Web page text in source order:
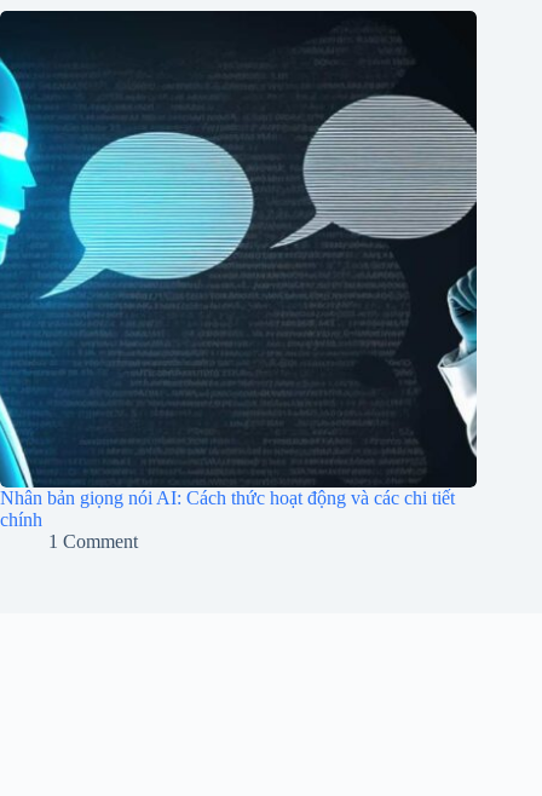
Nhân bản giọng nói AI: Cách thức hoạt động và các chi tiết
chính
1 Comment